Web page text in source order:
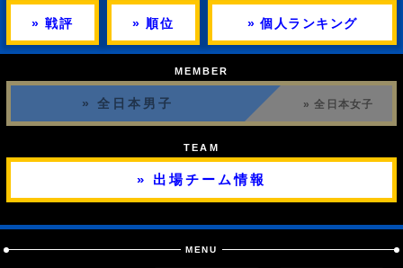
» 戦評 » 順位 » 個人ランキング
MEMBER
» 全日本男子 » 全日本女子
TEAM
» 出場チーム情報
MENU